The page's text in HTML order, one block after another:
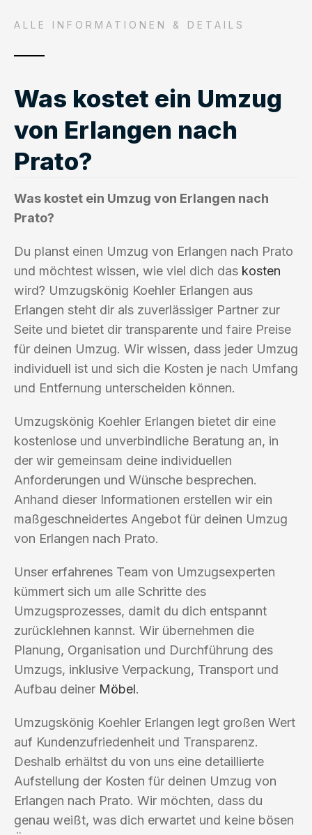
ALLE INFORMATIONEN & DETAILS
Was kostet ein Umzug
von Erlangen nach
Prato?
Was kostet ein Umzug von Erlangen nach
Prato?
Du planst einen Umzug von Erlangen nach Prato
und möchtest wissen, wie viel dich das kosten
wird? Umzugskönig Koehler Erlangen aus
Erlangen steht dir als zuverlässiger Partner zur
Seite und bietet dir transparente und faire Preise
für deinen Umzug. Wir wissen, dass jeder Umzug
individuell ist und sich die Kosten je nach Umfang
und Entfernung unterscheiden können.
Umzugskönig Koehler Erlangen bietet dir eine
kostenlose und unverbindliche Beratung an, in
der wir gemeinsam deine individuellen
Anforderungen und Wünsche besprechen.
Anhand dieser Informationen erstellen wir ein
maßgeschneidertes Angebot für deinen Umzug
von Erlangen nach Prato.
Unser erfahrenes Team von Umzugsexperten
kümmert sich um alle Schritte des
Umzugsprozesses, damit du dich entspannt
zurücklehnen kannst. Wir übernehmen die
Planung, Organisation und Durchführung des
Umzugs, inklusive Verpackung, Transport und
Aufbau deiner Möbel.
Umzugskönig Koehler Erlangen legt großen Wert
auf Kundenzufriedenheit und Transparenz.
Deshalb erhältst du von uns eine detaillierte
Aufstellung der Kosten für deinen Umzug von
Erlangen nach Prato. Wir möchten, dass du
genau weißt, was dich erwartet und keine bösen